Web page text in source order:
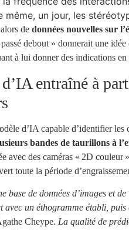
même, un jour, les
de données nouvelles sur
debout » donnerait une idée
à lui donner des indications en
entraîné à
d’IA capable d’identifier les
bandes de taurillons à
avec des caméras « 2D
toute la période
base de données d’images et
avec un éthogramme établi,
Cheype. La qualité de